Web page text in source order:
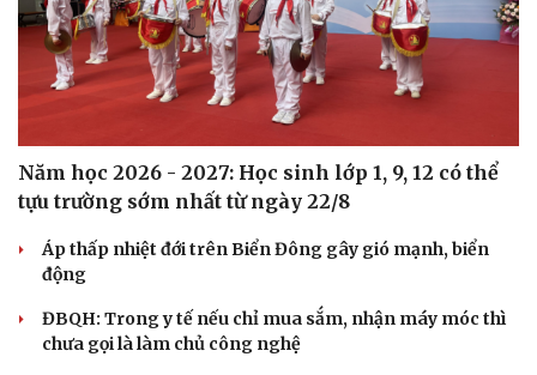
Năm học 2026 - 2027: Học sinh lớp 1, 9, 12 có thể
tựu trường sớm nhất từ ngày 22/8
Áp thấp nhiệt đới trên Biển Đông gây gió mạnh, biển
động
ĐBQH: Trong y tế nếu chỉ mua sắm, nhận máy móc thì
chưa gọi là làm chủ công nghệ